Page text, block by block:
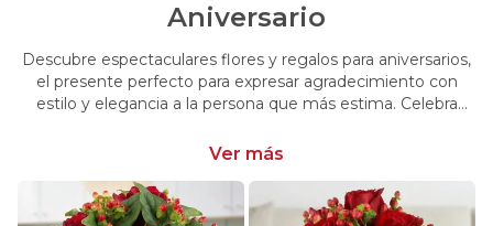
Aniversario
Descubre espectaculares flores y regalos para aniversarios,
el presente perfecto para expresar agradecimiento con
estilo y elegancia a la persona que más estima. Celebra
significativa.
Ver más